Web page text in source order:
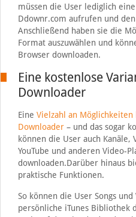
müssen die User lediglich
Ddownr.com aufrufen und
Anschließend haben sie die
Format auszuwählen und
Browser downloaden.
Eine kostenlose
Downloader
Eine Vielzahl an
Downloader– und das sogar
können die User auch
YouTube und anderen Video-
downloaden.Darüber hinaus
praktische Funktionen.
So können die User Songs
persönliche iTunes Bibliothek